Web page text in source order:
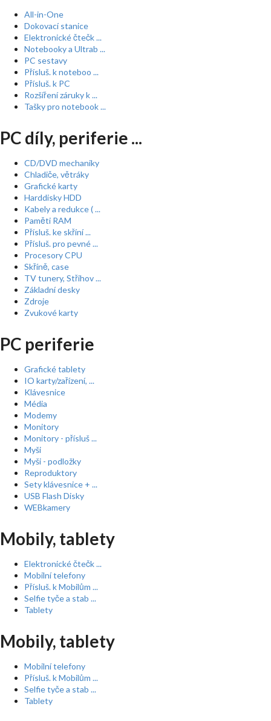
All-in-One
Dokovací stanice
Elektronické čtečk ...
Notebooky a Ultrab ...
PC sestavy
Přísluš. k noteboo ...
Přísluš. k PC
Rozšíření záruky k ...
Tašky pro notebook ...
PC díly, periferie ...
CD/DVD mechaniky
Chladiče, větráky
Grafické karty
Harddisky HDD
Kabely a redukce ( ...
Paměti RAM
Přísluš. ke skříní ...
Přísluš. pro pevné ...
Procesory CPU
Skříně, case
TV tunery, Střihov ...
Základní desky
Zdroje
Zvukové karty
PC periferie
Grafické tablety
IO karty/zařízení, ...
Klávesnice
Média
Modemy
Monitory
Monitory - přísluš ...
Myši
Myši - podložky
Reproduktory
Sety klávesnice + ...
USB Flash Disky
WEBkamery
Mobily, tablety
Elektronické čtečk ...
Mobilní telefony
Přísluš. k Mobilům ...
Selfie tyče a stab ...
Tablety
Mobily, tablety
Mobilní telefony
Přísluš. k Mobilům ...
Selfie tyče a stab ...
Tablety